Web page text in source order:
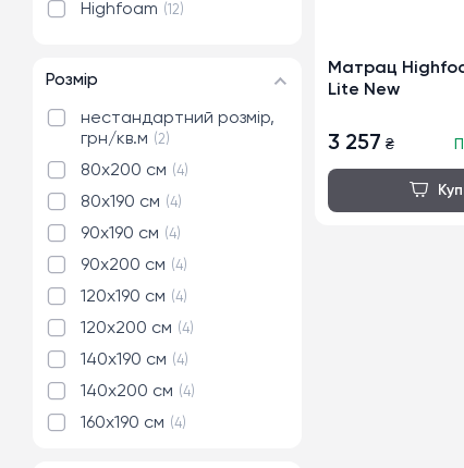
Highfoam 12
Розмір
нестандартний розмір,
грн/кв.м
2
80x200 см 4
80x190 см 4
90x190 см 4
90x200 см 4
120x190 см 4
120x200 см 4
140x190 см 4
140x200 см 4
160x190 см 4
Матрац
Lite New
3 257 ₴